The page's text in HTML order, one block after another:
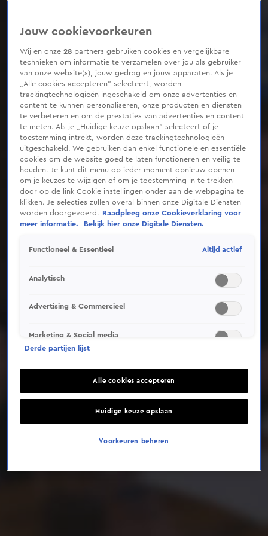
Deze video is niet beschikbaar op je huidige locatie
Jouw cookievoorkeuren
Wij en onze28 partners gebruiken cookies en vergelijkbare
technieken om informatie te verzamelen over jou als gebruiker
van onze website(s), jouw gedrag en jouw apparaten. Als je
„Alle cookies accepteren” selecteert, worden
trackingtechnologieën ingeschakeld om onze advertenties en
content te kunnen personaliseren, onze producten en diensten
te verbeteren en om de prestaties van advertenties en content
te meten. Als je „Huidige keuze opslaan” selecteert of je
toestemming intrekt, worden deze trackingtechnologieën
uitgeschakeld. We gebruiken dan enkel functionele en essentiële
cookies om de website goed te laten functioneren en veilig te
houden. Je kunt dit menu op ieder moment opnieuw openen
om je keuzes te wijzigen of om je toestemming in te trekken
door op de link Cookie-instellingen onder aan de webpagina te
klikken. Je selecties zullen overal binnen onze Digitale Diensten
worden doorgevoerd.
Raadpleeg onze Cookieverklaring voor
meer informatie.
Bekijk hier onze Digitale Diensten.
Functioneel & Essentieel Altijd actief
Analytisch
Advertising & Commercieel
Marketing & Social media
Derde partijen lijst
Alle cookies accepteren
Huidige keuze opslaan
Voorkeuren beheren